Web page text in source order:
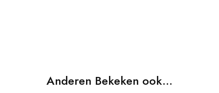
Anderen Bekeken ook...